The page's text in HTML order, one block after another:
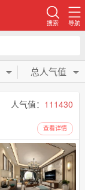
搜索 导航
总人气值
人气值： 111430
查看详情